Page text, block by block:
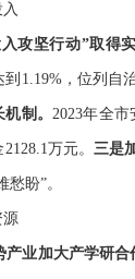
攻坚行动”取得
到 1.19%，位列自
机制。2023年全市
2128.1万元。三是
愁盼”。
源
产业加大产学研合